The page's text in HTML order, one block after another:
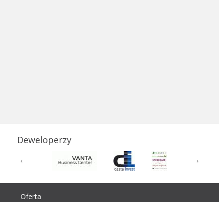
Deweloperzy
Oferta